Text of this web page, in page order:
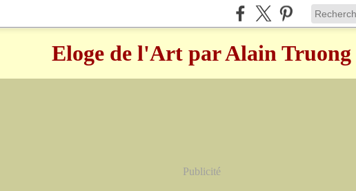
Eloge de l'Art par Alain Truong
Publicité